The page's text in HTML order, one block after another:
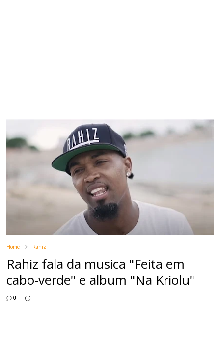
Home Rahiz
Rahiz fala da musica "Feita em
cabo-verde" e album "Na Kriolu"
0